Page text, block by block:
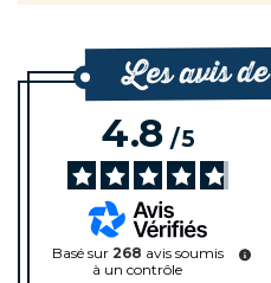
Les avis
4.8/5
Basé sur 268 avis soumis
à un contrôle